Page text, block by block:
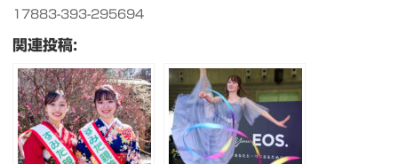
17883-393-295694
関連投稿: